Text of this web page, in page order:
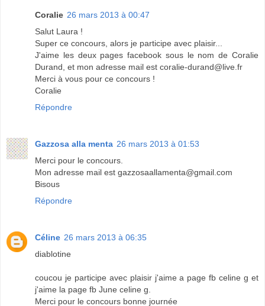
Coralie 26 mars 2013 à 00:47
Salut Laura !
Super ce concours, alors je participe avec plaisir...
J'aime les deux pages facebook sous le nom de Coralie
Durand, et mon adresse mail est coralie-durand@live.fr
Merci à vous pour ce concours !
Coralie
Répondre
Gazzosa alla menta 26 mars 2013 à 01:53
Merci pour le concours.
Mon adresse mail est gazzosaallamenta@gmail.com
Bisous
Répondre
Céline 26 mars 2013 à 06:35
diablotine
coucou je participe avec plaisir j'aime a page fb celine g et
j'aime la page fb June celine g.
Merci pour le concours bonne journée